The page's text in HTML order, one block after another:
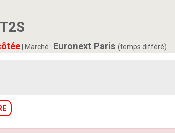
Marché : Euronext Paris (temps différé)